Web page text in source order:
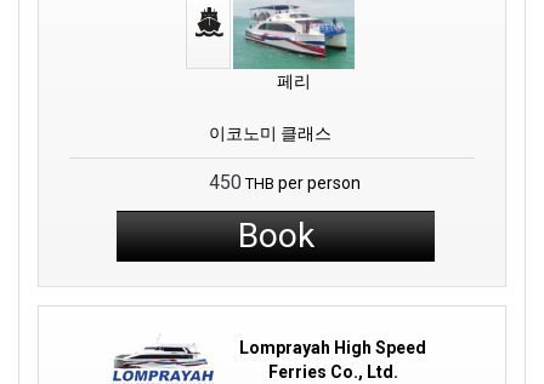
페리
이코노미 클래스
450 THB per person
Book
Lomprayah High Speed
Ferries Co., Ltd.